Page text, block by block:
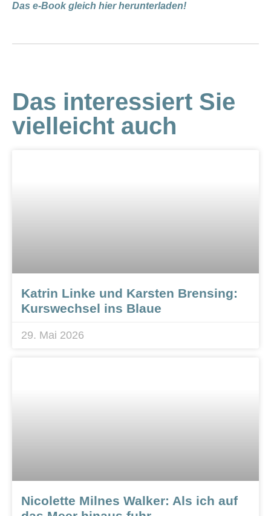
Das e-Book gleich hier herunterladen!
Das interessiert Sie
vielleicht auch
Katrin Linke und Karsten Brensing:
Kurswechsel ins Blaue
29. Mai 2026
Nicolette Milnes Walker: Als ich auf